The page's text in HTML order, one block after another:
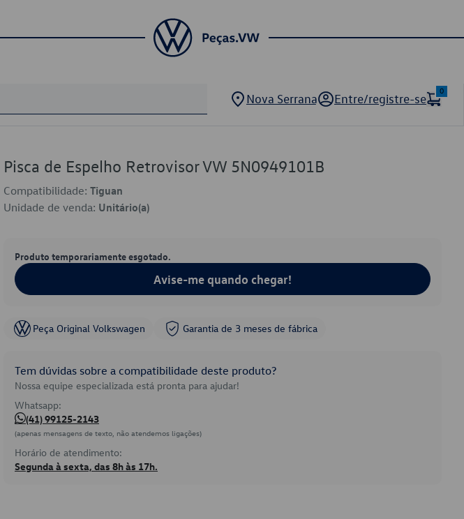
Nova Serrana Entre/registre-se
0
Pisca de Espelho Retrovisor VW 5N0949101B
Compatibilidade: Tiguan
Unidade de venda: Unitário(a)
Produto temporariamente esgotado.
Avise-me quando chegar!
Peça Original Volkswagen Garantia de 3 meses de fábrica
Tem dúvidas sobre a compatibilidade deste produto?
Nossa equipe especializada está pronta para ajudar!
Whatsapp:
(41) 99125-2143
(apenas mensagens de texto, não atendemos ligações)
Horário de atendimento:
Segunda à sexta, das 8h às 17h.